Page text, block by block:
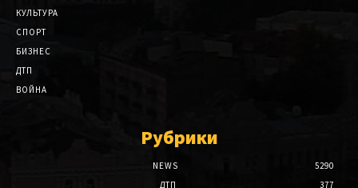
КУЛЬТУРА
СПОРТ
БИЗНЕС
ДТП
ВОЙНА
Рубрики
NEWS
5290
ДТП
377